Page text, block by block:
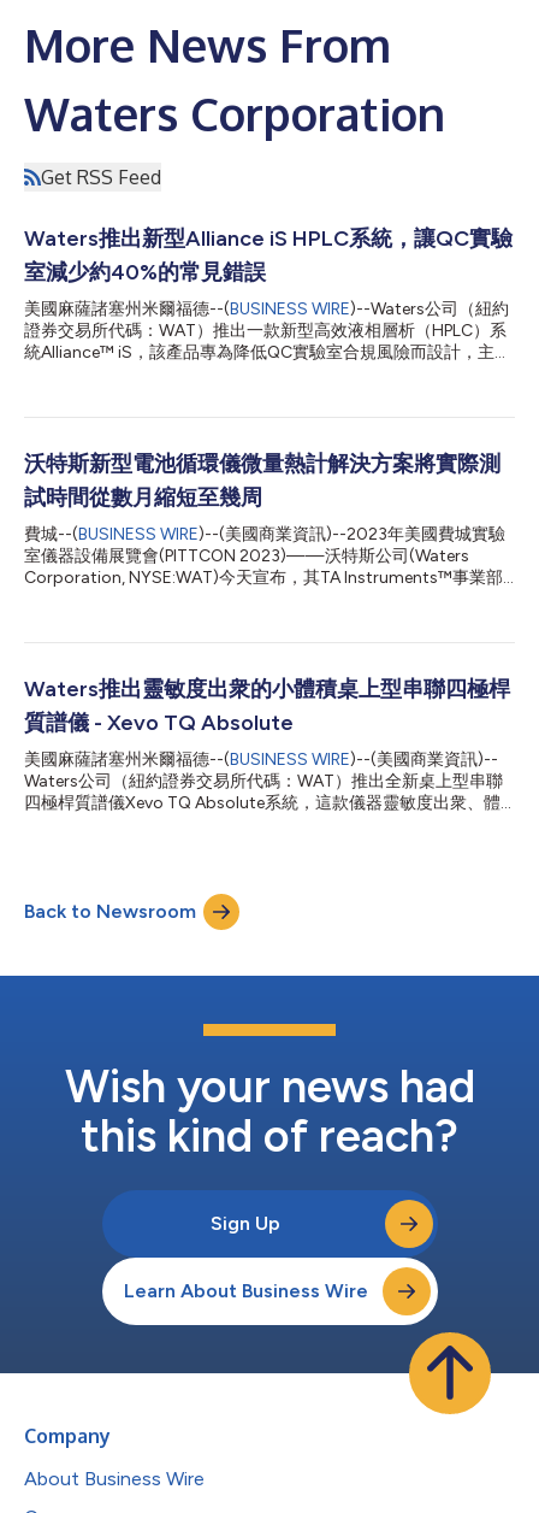
More News From
Waters Corporation
Get RSS Feed
Waters推出新型Alliance iS HPLC系統，讓QC實驗
室減少約40%的常見錯誤
美國麻薩諸塞州米爾福德--(BUSINESS WIRE)--Waters公司（紐約
證券交易所代碼：WAT）推出一款新型高效液相層析（HPLC）系
統Alliance™ iS，該產品專為降低QC實驗室合規風險而設計，主動
室減少約40%i的常見錯誤，讓實驗室分析人員輕鬆實現精準分
實驗室對於品質、安全、合規性和準時交付產品的各種要求。
Waters公司總裁兼首席執行長Udit Batra博士表示：“早在50年
前，Waters就率先推出商用HPLC系統，幫助市場上數以萬計的處
方藥達到合格的純度、安全性，並發揮預期藥效，而今天的QC實
驗室與當時相比已經截然不同。通過與數百名QC實驗室的負責人
和分析人員交流後，我們更深入地瞭解到他們對於先進HPLC系統
的需求。新推出的Alliance iS HPLC系統在優化員工培訓成本、減
沃特斯新型電池循環儀微量熱計解決方案將實際測
試時間從數月縮短至幾周
費城--(BUSINESS WIRE)--(美國商業資訊)--2023年美國費城實驗
室儀器設備展覽會(PITTCON 2023)——沃特斯公司(Waters
Corporation, NYSE:WAT)今天宣布，其TA Instruments™事業部
行非破壞檢測，並能將實驗時間從數月大幅縮短至幾周，同時可提
斯公司TA Instruments事業部資深副總裁Jianqing Bennett表示：
「類似我們的臨場電池循環儀微量熱計解決方案這樣的創新成果，
對於未來的電池研發具有革命性意義。它將測試時間大幅縮短達
75%，同時能幫助研究人員更深入地瞭解電池及其材料在熱力和電
化學條件下的行為和變化。該解決方案為科學家帶來的精確資料，
對於幫助確保電池的性能和安全至關重要。」 該解決方案將TA
Instruments高解析度TAM IV等溫微量熱計(TAM IV Isothermal
Waters推出靈敏度出衆的小體積桌上型串聯四極桿
質譜儀 - Xevo TQ Absolute
美國麻薩諸塞州米爾福德--(BUSINESS WIRE)--(美國商業資訊)--
Waters公司（紐約證券交易所代碼：WAT）推出全新桌上型串聯
四極桿質譜儀Xevo TQ Absolute系統，這款儀器靈敏度出衆、體
消耗量亦減少50%左右iii。Xevo TQ Absolute旨在協助製藥、食品
和飲料以及環境分析實驗室在其開展的各類應用中符合超微量質譜
定量分析的相關法規要求。 Waters公司資深副總裁Jon Pratt表
現性、效率及可持續性方面都達到業內出色水準的實驗室而設計。
驗室更强大的分析能力，不僅能達到超微量的定量極限，還助於實
驗室管理人員更有效地優化設備使用率和提高生產率。” 爲了讓
Back to Newsroom
Wish your news had
this kind of reach?
Sign Up
Learn About Business Wire
Company
About Business Wire